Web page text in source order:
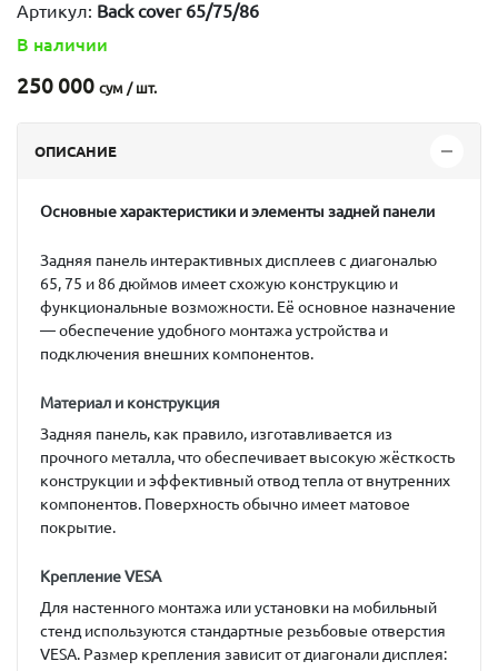
Артикул: Back cover 65/75/86
В наличии
250 000 сум / шт.
ОПИСАНИЕ
Основные характеристики и элементы задней панели
Задняя панель интерактивных дисплеев с диагональю
65, 75 и 86 дюймов имеет схожую конструкцию и
функциональные возможности. Её основное назначение
— обеспечение удобного монтажа устройства и
подключения внешних компонентов.
Материал и конструкция
Задняя панель, как правило, изготавливается из
прочного металла, что обеспечивает высокую жёсткость
конструкции и эффективный отвод тепла от внутренних
компонентов. Поверхность обычно имеет матовое
покрытие.
Крепление VESA
Для настенного монтажа или установки на мобильный
стенд используются стандартные резьбовые отверстия
VESA. Размер крепления зависит от диагонали дисплея: